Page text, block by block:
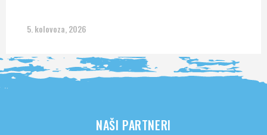
5. kolovoza, 2026
NAŠI PARTNERI